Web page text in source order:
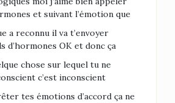
et suivant l’émotion que
a reconnu il va t’envoyer
d’hormones OK et donc ça
chose sur lequel tu ne
c’est inconscient
tes émotions d’accord ça ne